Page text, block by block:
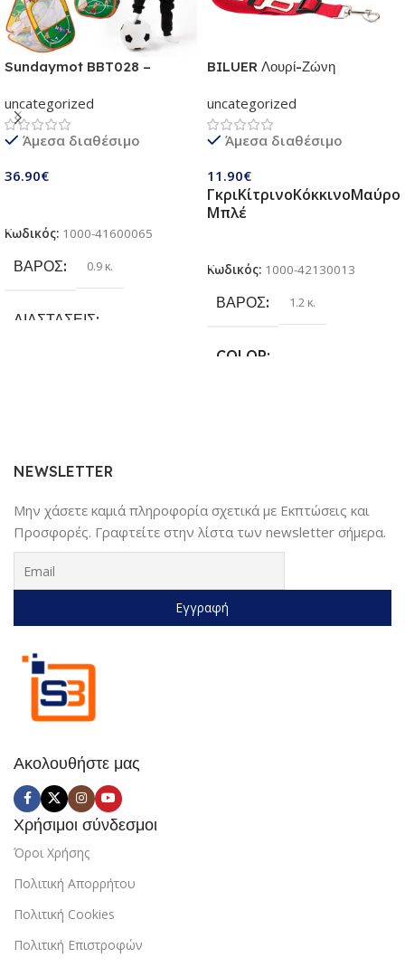
Sundaymot BBT028 –
εσωτερικού χώρου για παιδιά |
Παιχνίδι δραστηριότητας για
παιδιά 3 σε 1 | Σετ πτυσσόμενα
τσάντα φασολιών,
για παιδιά 3 + ετών
uncategorized
Άμεσα διαθέσιμο
36.90€
Κωδικός: 1000-41600065
ΒΆΡΟΣ 0.9 κ.
ΔΙΑΣΤΆΣΕΙΣ
Sundaymot
BILUER Λουρί-Ζώνη
για Σκύλους και Γάτες | Με
ελαστικό ιμάντα Ρυθμιζόμενος |
Κάνει για όλες τις Ράτσες
uncategorized
Άμεσα διαθέσιμο
11.90€
ΓκριΚίτρινοΚόκκινοΜαύρο
Μπλέ
Κωδικός: 1000-42130013
ΒΆΡΟΣ 1.2 κ.
COLOR
Ακολουθήστε μας
Χρήσιμοι σύνδεσμοι
Όροι Χρήσης
Πολιτική Απορρήτου
Πολιτική Cookies
Πολιτική Επιστροφών
NEWSLETTER
Μην χάσετε καμιά πληροφορία σχετικά με Εκπτώσεις και
Προσφορές. Γραφτείτε στην λίστα των newsletter σήμερα.